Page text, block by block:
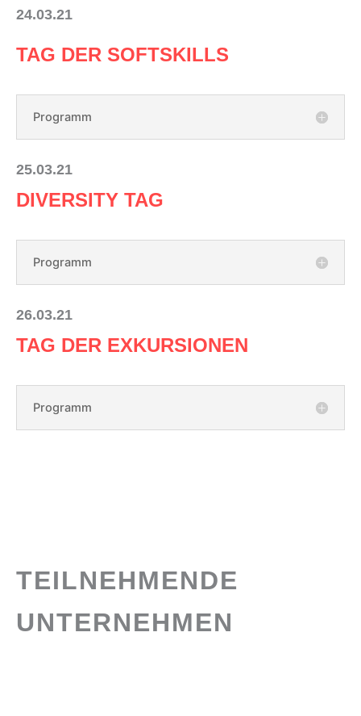
24.03.21
TAG DER SOFTSKILLS
Programm
25.03.21
DIVERSITY TAG
Programm
26.03.21
TAG DER EXKURSIONEN
Programm
TEILNEHMENDE
UNTERNEHMEN